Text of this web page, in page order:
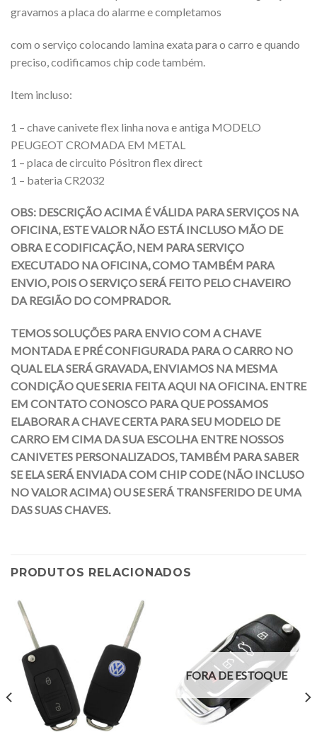
gravamos a placa do alarme e completamos
com o serviço colocando lamina exata para o carro e quando
preciso, codificamos chip code também.
Item incluso:
1 – chave canivete flex linha nova e antiga MODELO
PEUGEOT CROMADA EM METAL
1 – placa de circuito Pósitron flex direct
1 – bateria CR2032
OBS: DESCRIÇÃO ACIMA É VÁLIDA PARA SERVIÇOS NA
OFICINA, ESTE VALOR NÃO ESTÁ INCLUSO MÃO DE
OBRA E CODIFICAÇÃO, NEM PARA SERVIÇO
EXECUTADO NA OFICINA, COMO TAMBÉM PARA
ENVIO, POIS O SERVIÇO SERÁ FEITO PELO CHAVEIRO
DA REGIÃO DO COMPRADOR.
TEMOS SOLUÇÕES PARA ENVIO COM A CHAVE
MONTADA E PRÉ CONFIGURADA PARA O CARRO NO
QUAL ELA SERÁ GRAVADA, ENVIAMOS NA MESMA
CONDIÇÃO QUE SERIA FEITA AQUI NA OFICINA. ENTRE
EM CONTATO CONOSCO PARA QUE POSSAMOS
ELABORAR A CHAVE CERTA PARA SEU MODELO DE
CARRO EM CIMA DA SUA ESCOLHA ENTRE NOSSOS
CANIVETES PERSONALIZADOS, TAMBÉM PARA SABER
SE ELA SERÁ ENVIADA COM CHIP CODE (NÃO INCLUSO
NO VALOR ACIMA) OU SE SERÁ TRANSFERIDO DE UMA
DAS SUAS CHAVES.
PRODUTOS RELACIONADOS
FORA DE ESTOQUE